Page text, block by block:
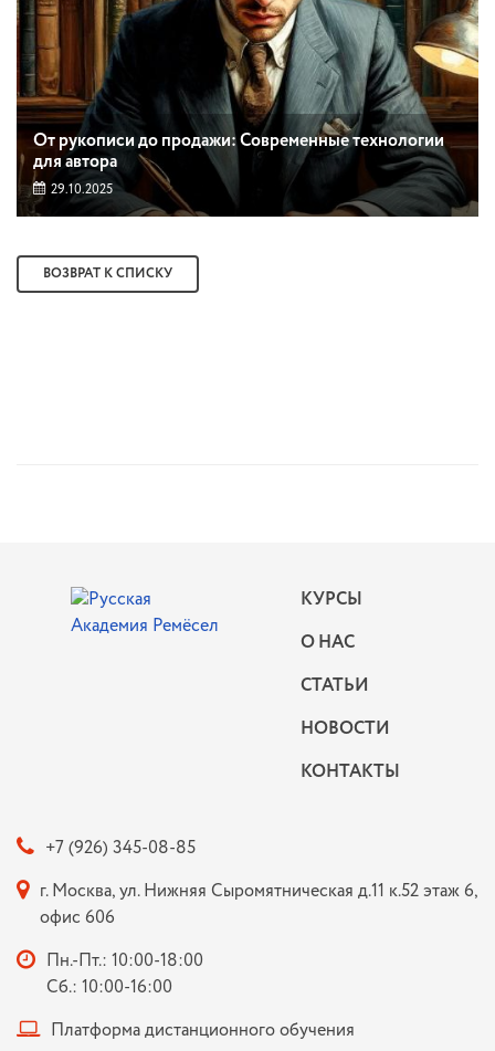
От рукописи до продажи: Современные технологии
для автора
29.10.2025
ВОЗВРАТ К СПИСКУ
КУРСЫ
О НАС
СТАТЬИ
НОВОСТИ
КОНТАКТЫ
+7 (926) 345-08-85
г. Москва, ул. Нижняя Сыромятническая д.11 к.52 этаж 6,
офис 606
Пн.-Пт.: 10:00-18:00
Сб.: 10:00-16:00
Платформа дистанционного обучения